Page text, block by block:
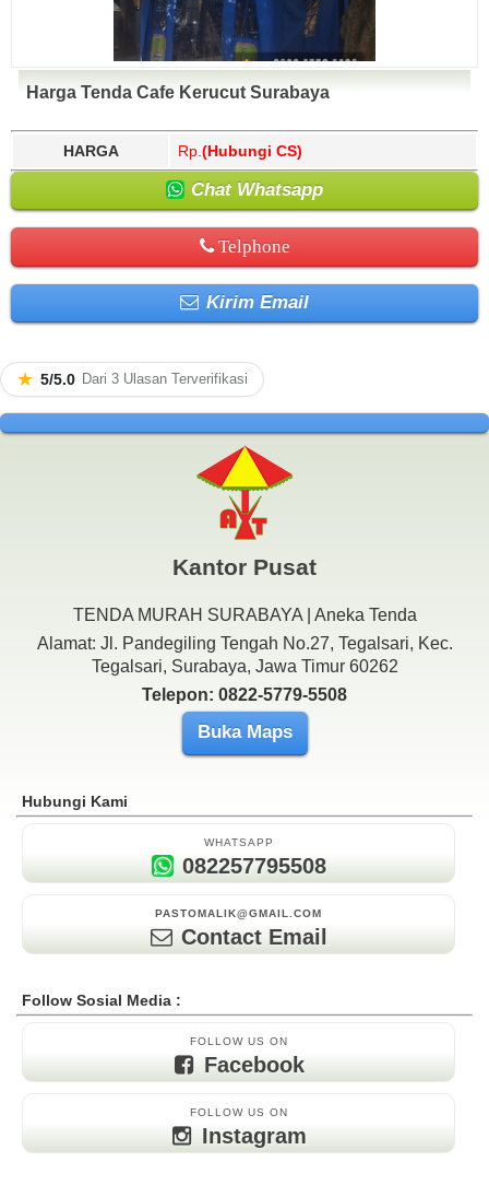
Harga Tenda Cafe Kerucut Surabaya
HARGA Rp. (Hubungi CS)
Chat Whatsapp
Telphone
Kirim Email
★ 5/5.0 Dari 3 Ulasan Terverifikasi
Kantor Pusat
TENDA MURAH SURABAYA | Aneka Tenda
Alamat: Jl. Pandegiling Tengah No.27, Tegalsari, Kec.
Tegalsari, Surabaya, Jawa Timur 60262
Telepon: 0822-5779-5508
Buka Maps
Hubungi Kami
WHATSAPP
082257795508
PASTOMALIK@GMAIL.COM
Contact Email
Follow Sosial Media :
FOLLOW US ON
Facebook
FOLLOW US ON
Instagram